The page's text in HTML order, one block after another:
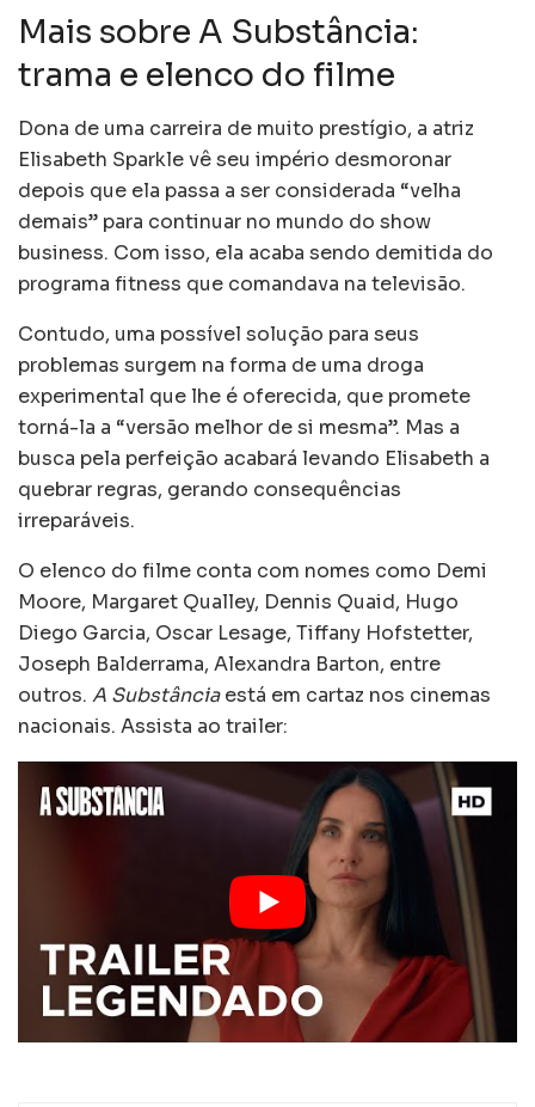
Mais sobre A Substância:
trama e elenco do filme
Dona de uma carreira de muito prestígio, a atriz
Elisabeth Sparkle vê seu império desmoronar
depois que ela passa a ser considerada “velha
demais” para continuar no mundo do show
business. Com isso, ela acaba sendo demitida do
programa fitness que comandava na televisão.
Contudo, uma possível solução para seus
problemas surgem na forma de uma droga
experimental que lhe é oferecida, que promete
torná-la a “versão melhor de si mesma”. Mas a
busca pela perfeição acabará levando Elisabeth a
quebrar regras, gerando consequências
irreparáveis.
O elenco do filme conta com nomes como Demi
Moore, Margaret Qualley, Dennis Quaid, Hugo
Diego Garcia, Oscar Lesage, Tiffany Hofstetter,
Joseph Balderrama, Alexandra Barton, entre
outros. A Substânciaestá em cartaz nos cinemas
nacionais. Assista ao trailer: